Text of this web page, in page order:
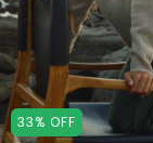
33% OFF